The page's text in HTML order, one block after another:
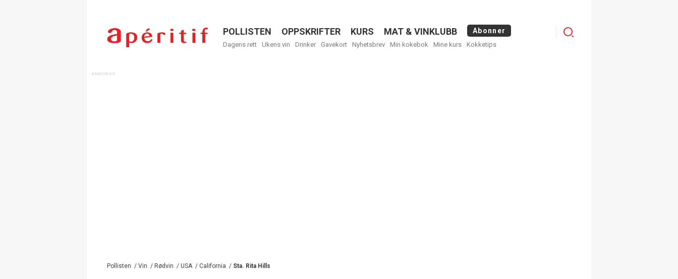
Menu
POLLISTEN OPPSKRIFTER KURS MAT & VINKLUBB Abonner
Dagens rett Ukens vin Drinker Gavekort Nyhetsbrev Min kokebok Mine kurs Kokketips
Menu
Pollisten / Vin / Rødvin / USA / California / Sta. Rita Hills